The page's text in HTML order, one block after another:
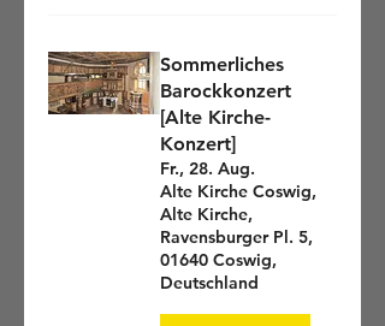
In derSt. Martinskirche Weinböhla
jedem ersten Mittwoch im Monat um 18
Uhr eine
"Abendandacht für den Frieden"
gehalten.
*****
Sommerliches
Barockkonzert
[Alte Kirche-
Konzert]
Fr., 28. Aug.
Alte Kirche Coswig,
Alte Kirche,
Ravensburger Pl. 5,
01640 Coswig,
Deutschland